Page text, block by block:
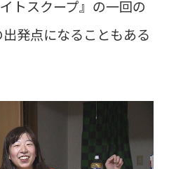
トスクープ』の一回の
発点になることもある